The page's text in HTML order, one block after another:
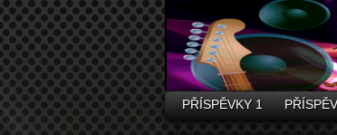
PŘÍSPĚVKY 1